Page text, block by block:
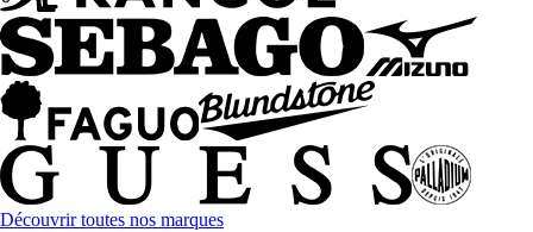
Découvrir toutes nos marques